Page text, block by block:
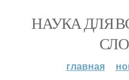
НАУКА ДЛЯ
главная